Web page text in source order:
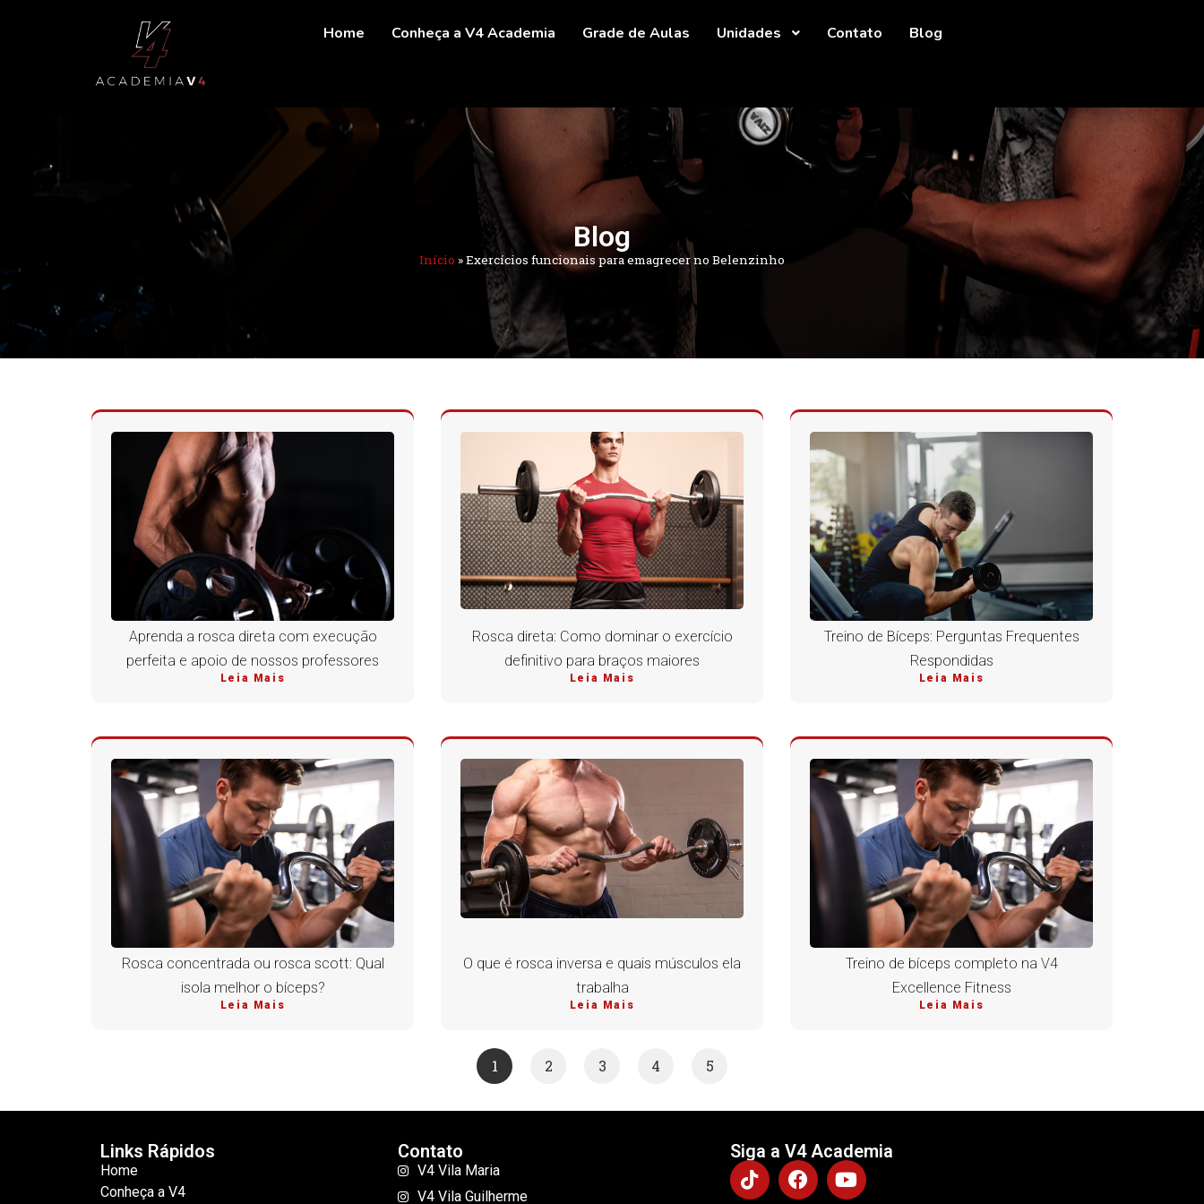
Home Conheça a V4 Academia Grade de Aulas Unidades Contato Blog
Blog
Início »Exercícios funcionais para emagrecer no Belenzinho
Aprenda a rosca direta com execução
perfeita e apoio de nossos professores
Leia Mais
Rosca direta: Como dominar o exercício
definitivo para braços maiores
Leia Mais
Treino de Bíceps: Perguntas Frequentes
Respondidas
Leia Mais
Rosca concentrada ou rosca scott: Qual
isola melhor o bíceps?
Leia Mais
O que é rosca inversa e quais músculos ela
trabalha
Leia Mais
Treino de bíceps completo na V4
Excellence Fitness
Leia Mais
1 2 3 4 5
Links Rápidos
Home
Conheça a V4
Contato
V4 Vila Maria
V4 Vila Guilherme
Siga a V4 Academia